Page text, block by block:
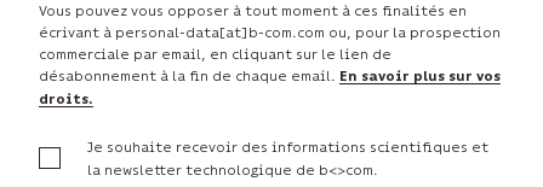
Vous pouvez vous opposer à tout moment à ces finalités en
écrivant à personal-data[at]b-com.com ou, pour la prospection
commerciale par email, en cliquant sur le lien de
désabonnement à la fin de chaque email.
En savoir plus sur vos
droits.
Je souhaite recevoir des informations scientifiques et
la newsletter technologique de b<>com.